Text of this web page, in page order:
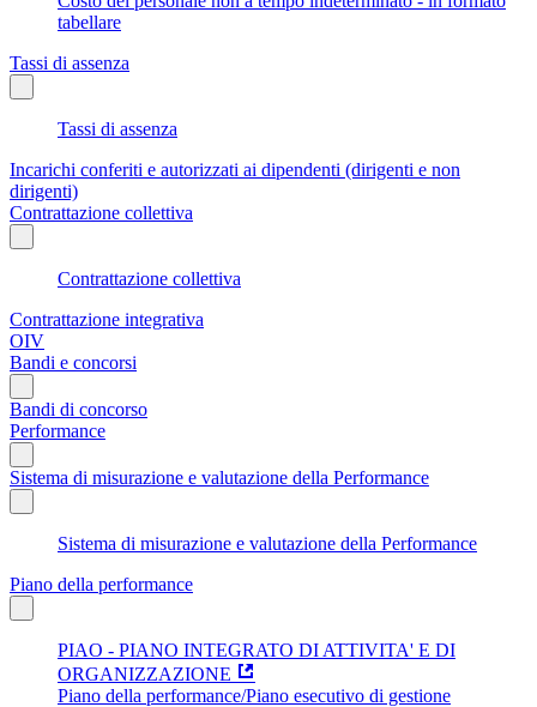
tabellare
Tassi di assenza
Tassi di assenza
Incarichi conferiti e autorizzati ai dipendenti (dirigenti e non
dirigenti)
Contrattazione collettiva
Contrattazione collettiva
Contrattazione integrativa
OIV
Bandi e concorsi
Bandi di concorso
Performance
Sistema di misurazione e valutazione della Performance
Sistema di misurazione e valutazione della Performance
Piano della performance
PIAO - PIANO INTEGRATO DI ATTIVITA' E DI
ORGANIZZAZIONE
Piano della performance/Piano esecutivo di gestione